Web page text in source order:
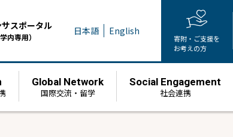
スポータル
学内専用） 日本語 English
寄附・ご支援を
お考えの方
Global Network
国際交流・留学
Social Engagement
社会連携